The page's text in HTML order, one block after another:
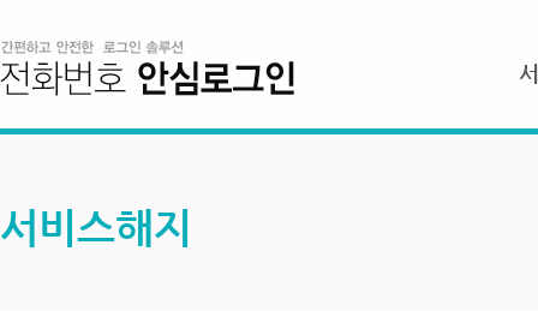
서비스해지